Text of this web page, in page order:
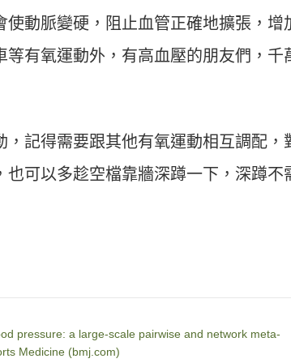
動脈變硬，阻止血管正確地擴張，增
有氧運動外，有高血壓的朋友們，千
記得需要跟其他有氧運動相互調配，
可以多趁空檔靠牆深蹲一下，深蹲不
pressure: a large-scale pairwise and network meta-
Medicine (bmj.com)